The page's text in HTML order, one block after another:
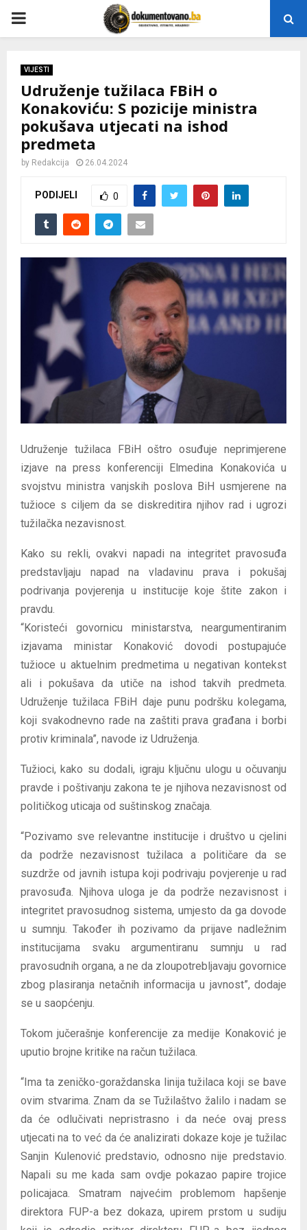
P
M
A
U
VIJESTI
Udruženje tužilaca FBiH o
Konakoviću: S pozicije ministra
pokušava utjecati na ishod
predmeta
by Redakcija 26.04.2024
PODIJELI 0
Udruženje tužilaca FBiH oštro osuđuje neprimjerene
izjave na press konferenciji Elmedina Konakovića u
svojstvu ministra vanjskih poslova BiH usmjerene na
tužioce s ciljem da se diskreditira njihov rad i ugrozi
tužilačka nezavisnost.
Kako su rekli, ovakvi napadi na integritet pravosuđa
predstavljaju napad na vladavinu prava i pokušaj
podrivanja povjerenja u institucije koje štite zakon i
pravdu.
“Koristeći govornicu ministarstva, neargumentiranim
izjavama ministar Konaković dovodi postupajuće
tužioce u aktuelnim predmetima u negativan kontekst
ali i pokušava da utiče na ishod takvih predmeta.
Udruženje tužilaca FBiH daje punu podršku kolegama,
koji svakodnevno rade na zaštiti prava građana i borbi
protiv kriminala”, navode iz Udruženja.
Tužioci, kako su dodali, igraju ključnu ulogu u očuvanju
pravde i poštivanju zakona te je njihova nezavisnost od
političkog uticaja od suštinskog značaja.
“Pozivamo sve relevantne institucije i društvo u cjelini
da podrže nezavisnost tužilaca a političare da se
suzdrže od javnih istupa koji podrivaju povjerenje u rad
pravosuđa. Njihova uloga je da podrže nezavisnost i
integritet pravosudnog sistema, umjesto da ga dovode
u sumnju. Također ih pozivamo da prijave nadležnim
institucijama svaku argumentiranu sumnju u rad
pravosudnih organa, a ne da zloupotrebljavaju govornice
zbog plasiranja netačnih informacija u javnost”, dodaje
se u saopćenju.
Tokom jučerašnje konferencije za medije Konaković je
uputio brojne kritike na račun tužilaca.
“Ima ta zeničko-goraždanska linija tužilaca koji se bave
ovim stvarima. Znam da se Tužilaštvo žalilo i nadam se
da će odlučivati nepristrasno i da neće ovaj press
utjecati na to već da će analizirati dokaze koje je tužilac
Sanjin Kulenović predstavio, odnosno nije predstavio.
Napali su me kada sam ovdje pokazao papire trojice
policajaca. Smatram najvećim problemom hapšenje
direktora FUP-a bez dokaza, upirem prstom u sudiju